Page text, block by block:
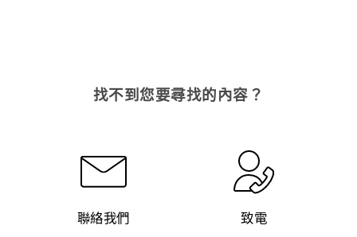
找不到您要尋找的內容？
聯絡我們 致電